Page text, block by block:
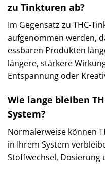
zu Tinkturen ab?
Im Gegensatz zu THC-
aufgenommen werden,
essbaren Produkten
längere, stärkere
Entspannung oder
Wie lange bleiben
System?
Normalerweise können
in Ihrem System
Stoffwechsel, Dosierung